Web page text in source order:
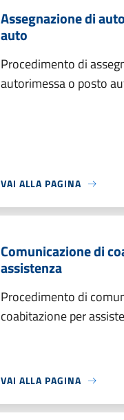
Assegnazione di
auto
Procedimento di
autorimessa o posto
VAI ALLA PAGINA
Comunicazione di
assistenza
Procedimento di
coabitazione per
VAI ALLA PAGINA